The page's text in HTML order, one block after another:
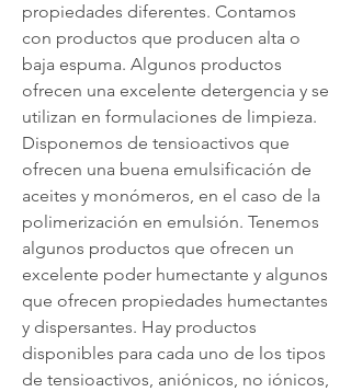
propiedades diferentes. Contamos
con productos que producen alta o
baja espuma. Algunos productos
ofrecen una excelente detergencia y se
utilizan en formulaciones de limpieza.
Disponemos de tensioactivos que
ofrecen una buena emulsificación de
aceites y monómeros, en el caso de la
polimerización en emulsión. Tenemos
algunos productos que ofrecen un
excelente poder humectante y algunos
que ofrecen propiedades humectantes
y dispersantes. Hay productos
disponibles para cada uno de los tipos
de tensioactivos, aniónicos, no iónicos,